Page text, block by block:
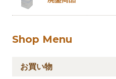
Shop Menu
お買い物